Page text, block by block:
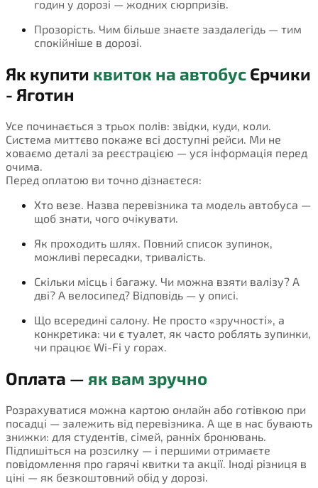
годин у дорозі — жодних сюрпризів.
Прозорість. Чим більше знаєте заздалегідь — тим
спокійніше в дорозі.
Як купити квиток на автобус Єрчики
- Яготин
Усе починається з трьох полів: звідки, куди, коли.
Система миттєво покаже всі доступні рейси. Ми не
ховаємо деталі за реєстрацією — уся інформація перед
очима.
Перед оплатою ви точно дізнаєтеся:
Хто везе. Назва перевізника та модель автобуса —
щоб знати, чого очікувати.
Як проходить шлях. Повний список зупинок,
можливі пересадки, тривалість.
Скільки місць і багажу. Чи можна взяти валізу? А
дві? А велосипед? Відповідь — у описі.
Що всередині салону. Не просто «зручності», а
конкретика: чи є туалет, як часто роблять зупинки,
чи працює Wi-Fi у горах.
Оплата — як вам зручно
Розрахуватися можна картою онлайн або готівкою при
посадці — залежить від перевізника. А ще в нас бувають
знижки: для студентів, сімей, ранніх бронювань.
Підпишіться на розсилку — і першими отримаєте
повідомлення про гарячі квитки та акції. Іноді різниця в
ціні — як безкоштовний обід у дорозі.